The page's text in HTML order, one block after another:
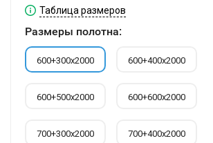
Таблица размеров
Размеры полотна:
600+300х2000 600+400х2000
600+500х2000 600+600х2000
700+300х2000 700+400х2000